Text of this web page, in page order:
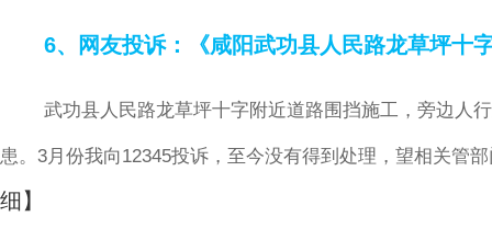
6、网友投诉：《咸阳武功县人民路龙草坪十
武功县人民路龙草坪十字附近道路围挡施工，旁边人
患。3月份我向12345投诉，至今没有得到处理，望相关管
细】